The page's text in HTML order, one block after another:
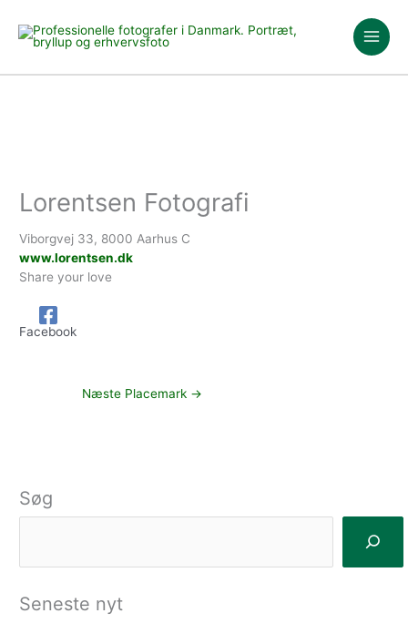
indholdet
Lorentsen Fotografi
Viborgvej 33, 8000 Aarhus C
www.lorentsen.dk
Share your love
Facebook
Næste Placemark →
Søg
Seneste nyt